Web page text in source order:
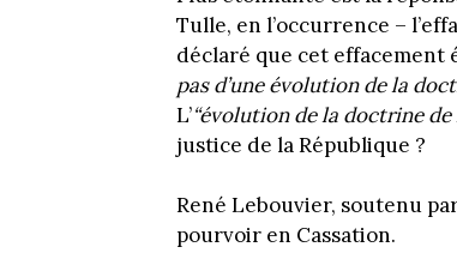
Tulle, en l’occurrence –
déclaré que cet effacement
pas d’une évolution de la
L’“évolution de la doctrine de
justice de la République ?
René Lebouvier, soutenu
pourvoir en Cassation.